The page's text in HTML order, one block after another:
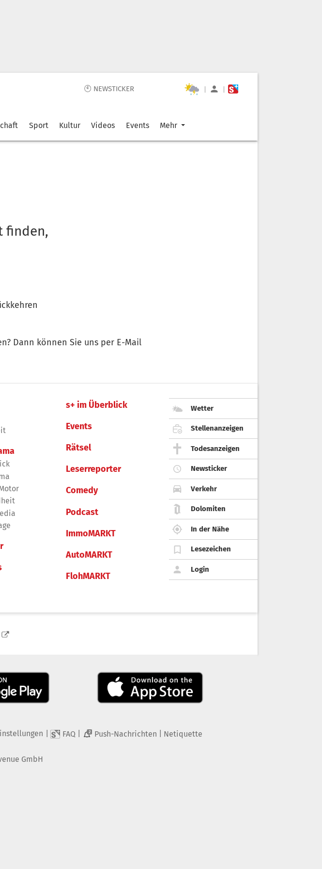
🕙 NEWSTICKER | |
Sport Kultur Videos Events Mehr
finden,
Dann können Sie uns per E-Mail
s+ im Überblick
Events
Rätsel
Leserreporter
Comedy
Podcast
ImmoMARKT
AutoMARKT
FlohMARKT
Wetter
Stellenanzeigen
Todesanzeigen
Newsticker
Verkehr
Dolomiten
In der Nähe
Lesezeichen
Login
FAQ 2 Push-Nachrichten Netiquette
GmbH